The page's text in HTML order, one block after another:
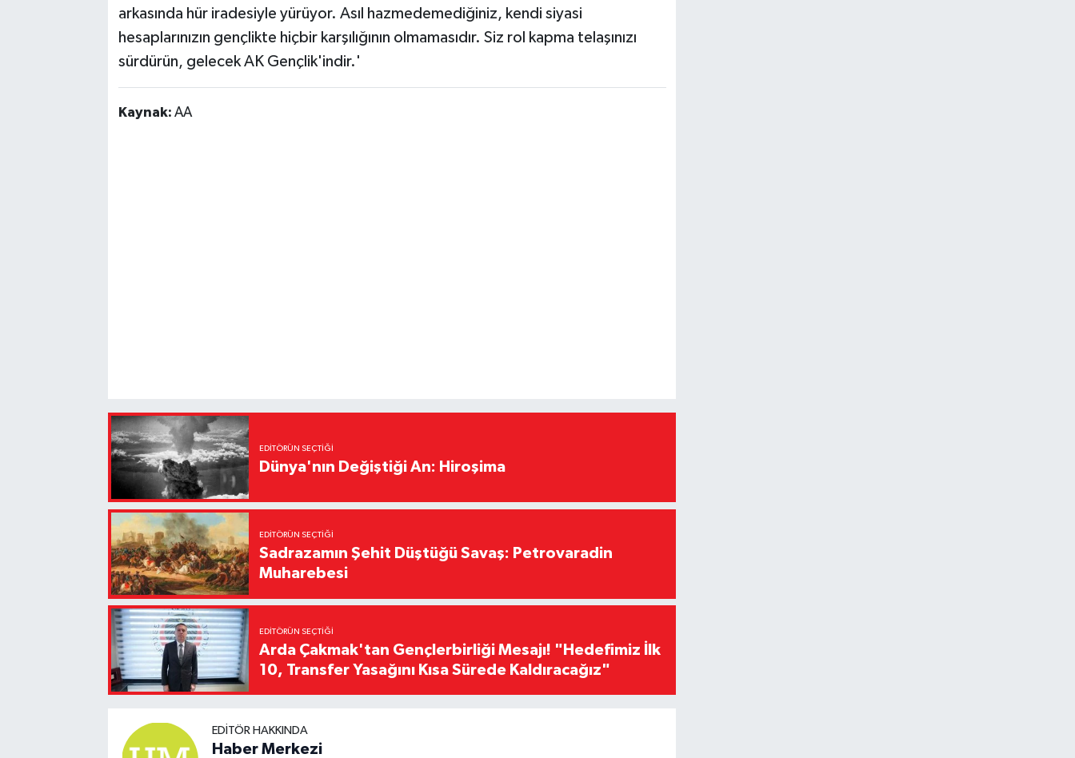
arkasında hür iradesiyle yürüyor. Asıl hazmedemediğiniz, kendi siyasi
hesaplarınızın gençlikte hiçbir karşılığının olmamasıdır. Siz rol kapma telaşınızı
sürdürün, gelecek AK Gençlik'indir.'
Kaynak: AA
EDITÖRÜN SEÇTIĞI
Dünya'nın Değiştiği An: Hiroşima
EDITÖRÜN SEÇTIĞI
Sadrazamın Şehit Düştüğü Savaş: Petrovaradin
Muharebesi
EDITÖRÜN SEÇTIĞI
Arda Çakmak'tan Gençlerbirliği Mesajı! "Hedefimiz İlk
10, Transfer Yasağını Kısa Sürede Kaldıracağız"
EDITÖR HAKKINDA
Haber Merkezi